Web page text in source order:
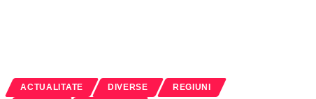
ACTUALITATE DIVERSE REGIUNI